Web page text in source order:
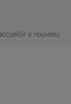
à nouveau.